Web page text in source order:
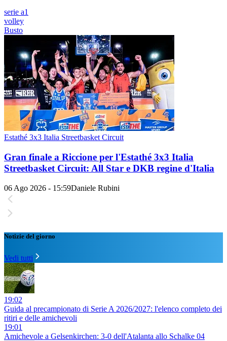
serie a1
volley
Busto
Estathé 3x3 Italia Streetbasket Circuit
Gran finale a Riccione per l'Estathé 3x3 Italia
Streetbasket Circuit: All Star e DKB regine d'Italia
06 Ago 2026 - 15:59Daniele Rubini
Notizie del giorno
Vedi tutti
19:02
Guida al precampionato di Serie A 2026/2027: l'elenco completo dei
ritiri e delle amichevoli
19:01
Amichevole a Gelsenkirchen: 3-0 dell'Atalanta allo Schalke 04